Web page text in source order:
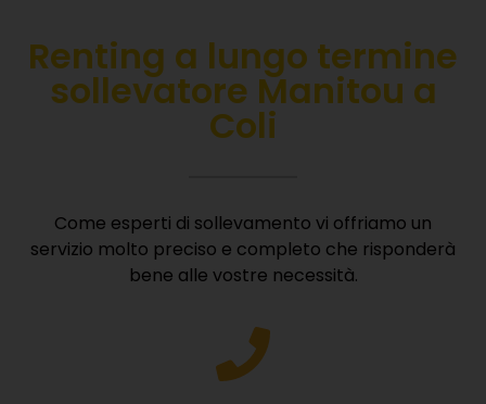
Renting a lungo termine
sollevatore Manitou a
Coli
Come esperti di sollevamento vi offriamo un
servizio molto preciso e completo che risponderà
bene alle vostre necessità.